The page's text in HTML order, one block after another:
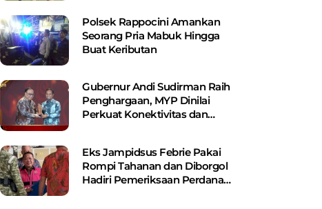
Polsek Rappocini Amankan
Seorang Pria Mabuk Hingga
Buat Keributan
Gubernur Andi Sudirman Raih
Penghargaan, MYP Dinilai
Perkuat Konektivitas dan
Eks Jampidsus Febrie Pakai
Rompi Tahanan dan Diborgol
Hadiri Pemeriksaan Perdana